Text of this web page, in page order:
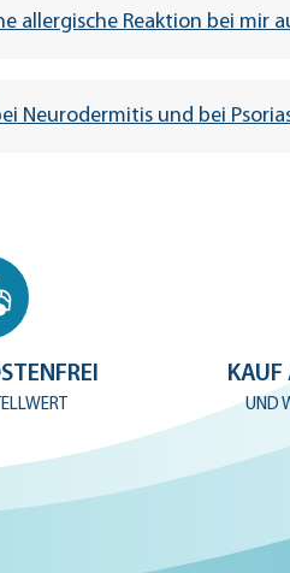
allergische Reaktion bei mir
Neurodermitis und bei
DermaCare Sensitive
KAUF
UND